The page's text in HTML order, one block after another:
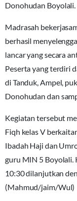
Donohudan Boyolali.
Madrasah
berhasil
lancar yang secara
Peserta yang terdiri
di Tanduk, Ampel,
Donohudan dan
Kegiatan tersebut
Fiqh kelas V
Ibadah Haji dan
guru MIN 5 Boyolali.
10:30 dilanjutkan
(Mahmud/jaim/Wul)